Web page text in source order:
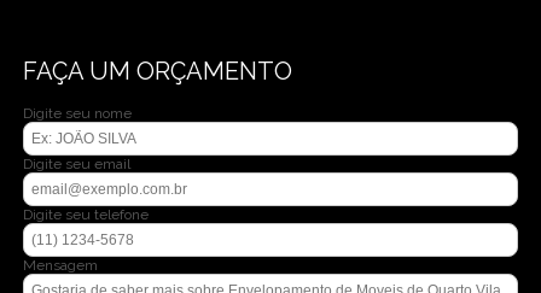
FAÇA UM ORÇAMENTO
Digite seu nome
Digite seu email
Digite seu telefone
Mensagem